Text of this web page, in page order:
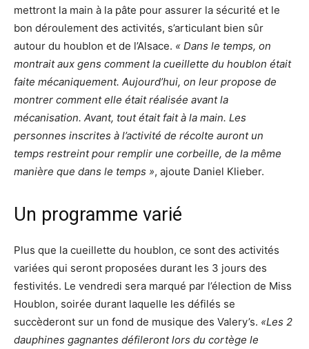
mettront la main à la pâte pour assurer la sécurité et le
bon déroulement des activités, s’articulant bien sûr
autour du houblon et de l’Alsace. « Dans le temps, on
montrait aux gens comment la cueillette du houblon était
faite mécaniquement. Aujourd’hui, on leur propose de
montrer comment elle était réalisée avant la
mécanisation. Avant, tout était fait à la main. Les
personnes inscrites à l’activité de récolte auront un
temps restreint pour remplir une corbeille, de la même
manière que dans le temps », ajoute Daniel Klieber.
Un programme varié
Plus que la cueillette du houblon, ce sont des activités
variées qui seront proposées durant les 3 jours des
festivités. Le vendredi sera marqué par l’élection de Miss
Houblon, soirée durant laquelle les défilés se
succèderont sur un fond de musique des Valery’s. «Les 2
dauphines gagnantes défileront lors du cortège le